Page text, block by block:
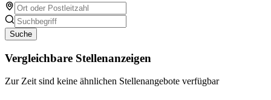
Suche
Vergleichbare Stellenanzeigen
Zur Zeit sind keine ähnlichen Stellenangebote verfügbar